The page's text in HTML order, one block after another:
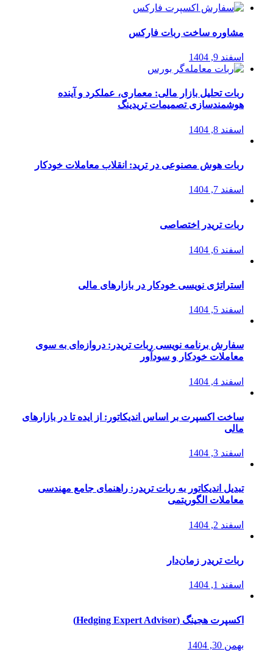
مشاوره ساخت ربات فارکس
اسفند 9, 1404
ربات تحلیل بازار مالی: معماری، عملکرد و آینده
هوشمندسازی تصمیمات تریدینگ
اسفند 8, 1404
ربات هوش مصنوعی در ترید: انقلاب معاملات خودکار
اسفند 7, 1404
ربات تریدر اختصاصی
اسفند 6, 1404
استراتژی‌ نویسی خودکار در بازارهای مالی
اسفند 5, 1404
سفارش برنامه نویسی ربات تریدر: دروازه‌ای به سوی
معاملات خودکار و سودآور
اسفند 4, 1404
ساخت اکسپرت بر اساس اندیکاتور: از ایده تا در بازارهای
مالی
اسفند 3, 1404
تبدیل اندیکاتور به ربات تریدر: راهنمای جامع مهندسی
معاملات الگوریتمی
اسفند 2, 1404
ربات تریدر زمان‌دار
اسفند 1, 1404
اکسپرت هجینگ (Hedging Expert Advisor)
بهمن 30, 1404